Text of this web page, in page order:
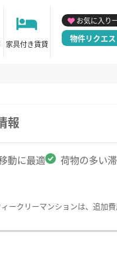
家具付き賃貸
お気に入り
物件リクエス
報
動に最適
荷物の多い
ークリーマンションは、追加